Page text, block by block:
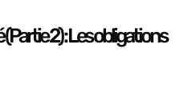
2) : Les obligations